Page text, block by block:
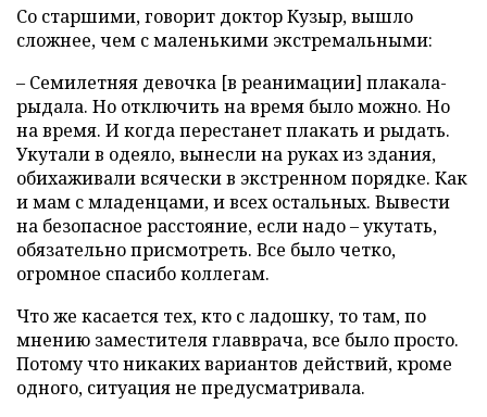
Со старшими, говорит доктор Кузыр, вышло
сложнее, чем с маленькими экстремальными:
– Семилетняя девочка [в реанимации] плакала-
рыдала. Но отключить на время было можно. Но
на время. И когда перестанет плакать и рыдать.
Укутали в одеяло, вынесли на руках из здания,
обихаживали всячески в экстренном порядке. Как
и мам с младенцами, и всех остальных. Вывести
на безопасное расстояние, если надо – укутать,
обязательно присмотреть. Все было четко,
огромное спасибо коллегам.
Что же касается тех, кто с ладошку, то там, по
мнению заместителя главврача, все было просто.
Потому что никаких вариантов действий, кроме
одного, ситуация не предусматривала.